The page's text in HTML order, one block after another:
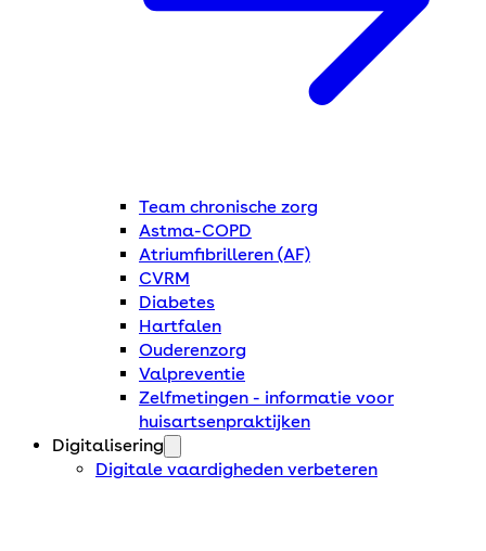
Team chronische zorg
Astma-COPD
Atriumfibrilleren (AF)
CVRM
Diabetes
Hartfalen
Ouderenzorg
Valpreventie
Zelfmetingen - informatie voor
huisartsenpraktijken
Digitalisering
Digitale vaardigheden verbeteren